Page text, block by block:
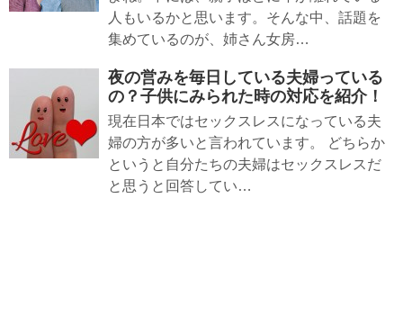
人もいるかと思います。そんな中、話題を
集めているのが、姉さん女房…
夜の営みを毎日している夫婦っている
の？子供にみられた時の対応を紹介！
現在日本ではセックスレスになっている夫
婦の方が多いと言われています。 どちらか
というと自分たちの夫婦はセックスレスだ
と思うと回答してい…